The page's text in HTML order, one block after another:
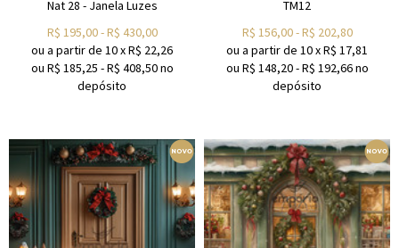
Nat 28 - Janela Luzes
R$ 195,00-R$ 430,00
ou a partir de 10xR$ 22,26
ou R$ 185,25 -R$ 408,50no
depósito
TM12
R$ 156,00-R$ 202,80
ou a partir de 10xR$ 17,81
ou R$ 148,20-R$ 192,66no
depósito